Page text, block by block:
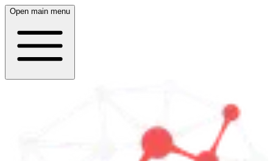
Open main menu